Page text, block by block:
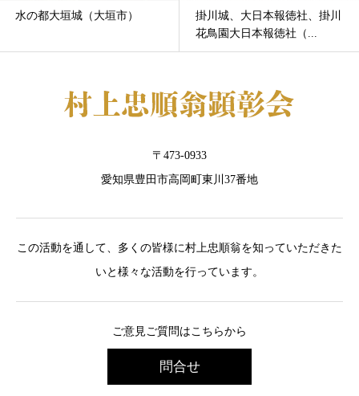
水の都大垣城（大垣市）
掛川城、大日本報徳社、掛川
花鳥園大日本報徳社（...
〒473-0933
愛知県豊田市高岡町東川37番地
この活動を通して、多くの皆様に村上忠順翁を知っていただきた
いと様々な活動を行っています。
ご意見ご質問はこちらから
問合せ